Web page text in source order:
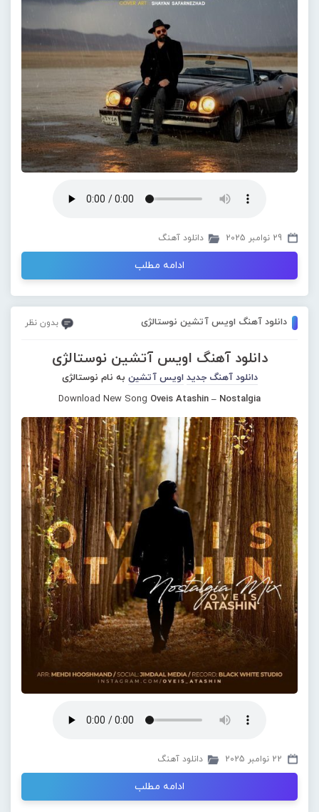
29 نوامبر 2025 دانلود آهنگ
ادامه مطلب
دانلود آهنگ اویس آتشین نوستالژی بدون نظر
دانلود آهنگ اویس آتشین نوستالژی
دانلود آهنگ جدید اویس آتشین به نام نوستالژی
Download New Song Oveis Atashin – Nostalgia
22 نوامبر 2025 دانلود آهنگ
ادامه مطلب